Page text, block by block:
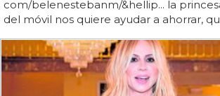
com/belenestebanm/&hellip... la
del móvil nos quiere ayudar a ahorrar,